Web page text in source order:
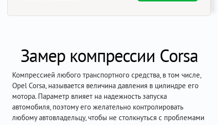
Замер компрессии Corsa
Компрессией любого транспортного средства, в том числе,
Opel Corsa, называется величина давления в цилиндре его
мотора. Параметр влияет на надежность запуска
автомобиля, поэтому его желательно контролировать
любому автовладельцу, чтобы не столкнуться с проблемами